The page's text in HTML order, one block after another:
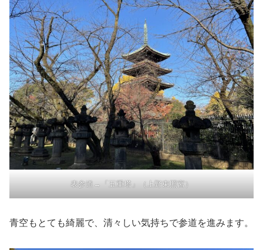
表参道→「五重塔」（上野東照宮）
青空もとても綺麗で、清々しい気持ちで参道を進みます。